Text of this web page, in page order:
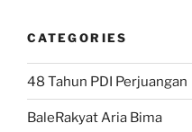
CATEGORIES
48 Tahun PDI Perjuangan
BaleRakyat Aria Bima